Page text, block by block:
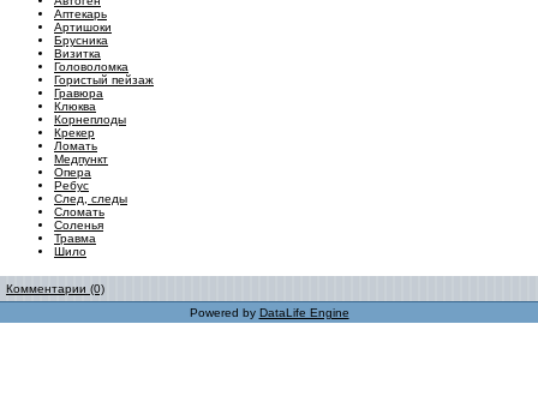
Аптекарь
Артишоки
Брусника
Визитка
Головоломка
Гористый пейзаж
Гравюра
Клюква
Корнеплоды
Крекер
Ломать
Медпункт
Опера
Ребус
След, следы
Сломать
Соленья
Травма
Шило
Комментарии (0)
Powered by DataLife Engine